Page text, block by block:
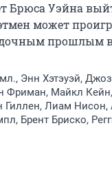
Брюса Уэйна
может
прошлым
Энн Хэтэуэй,
Фриман, Майкл
Лиам Нисон,
Брент Бриско,